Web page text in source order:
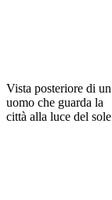
Vista posteriore di un
uomo che guarda la
città alla luce del sole